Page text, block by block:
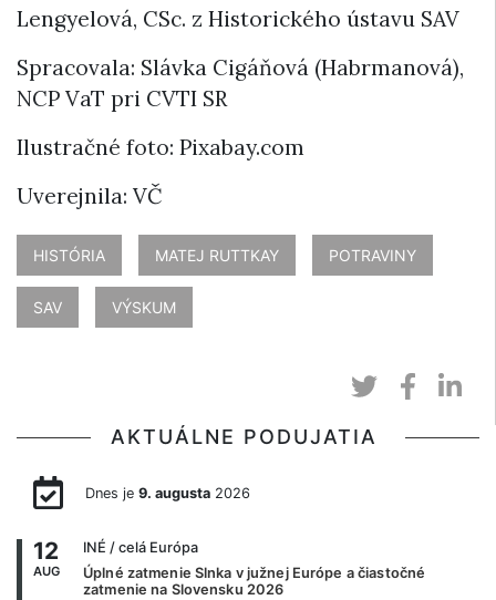
Lengyelová, CSc. z Historického ústavu SAV
Spracovala: Slávka Cigáňová (Habrmanová),
NCP VaT pri CVTI SR
Ilustračné foto: Pixabay.com
Uverejnila: VČ
HISTÓRIA MATEJ RUTTKAY POTRAVINY
SAV VÝSKUM
AKTUÁLNE PODUJATIA
Dnes je 9. augusta2026
12
AUG
INÉ / celá Európa
Úplné zatmenie Slnka v južnej Európe a čiastočné
zatmenie na Slovensku 2026